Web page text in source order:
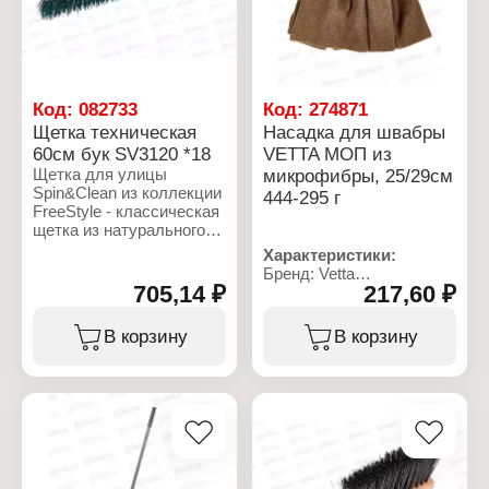
Код: 082733
Щетка техническая
60см бук SV3120 *18
Щетка для улицы
Spin&Clean из коллекции
FreeStyle - классическая
щетка из натурального
большие площади.
Корпус щетки Spin&Clean
сделан из натурального
бука специальной
страшны никакие
испытания. Щетка может
использоваться как в
помещении, так и на
улице. Щетина жесткая,
набита плотно под
705,14 ₽
В корзину
Код:274871
Насадка для швабры
VETTA МОП из
микрофибры, 25/29см
444-295 г
Характеристики:
Бренд: Vetta
Артикул: 444-295
Тип товара: Насадка для
швабры
Назначение: для мытья
217,60 ₽
В корзину